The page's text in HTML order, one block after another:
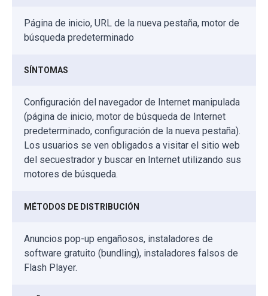
Página de inicio, URL de la nueva pestaña, motor de
búsqueda predeterminado
SÍNTOMAS
Configuración del navegador de Internet manipulada
(página de inicio, motor de búsqueda de Internet
predeterminado, configuración de la nueva pestaña).
Los usuarios se ven obligados a visitar el sitio web
del secuestrador y buscar en Internet utilizando sus
motores de búsqueda.
MÉTODOS DE DISTRIBUCIÓN
Anuncios pop-up engañosos, instaladores de
software gratuito (bundling), instaladores falsos de
Flash Player.